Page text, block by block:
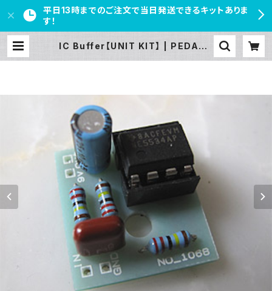
平日13時までのご注文で当日発送できるキットありま
す！
IC Buffer【UNIT KIT】 | PEDAL F